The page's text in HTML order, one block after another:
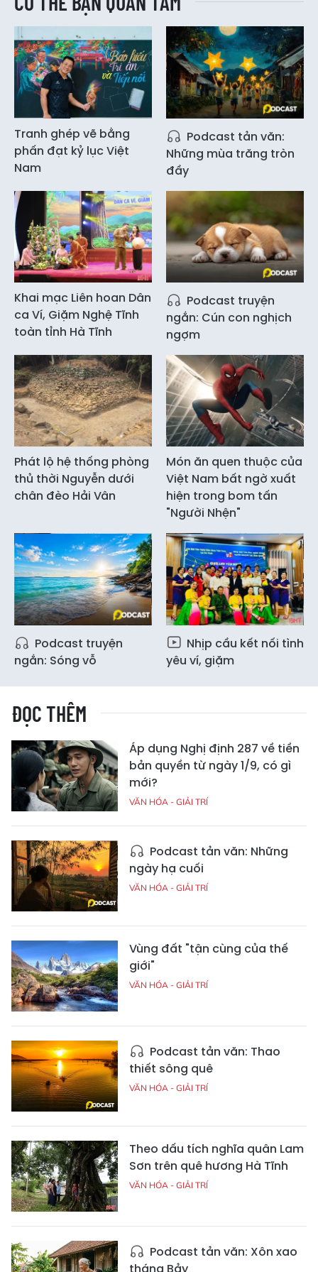
Tranh ghép vẽ bằng
phấn đạt kỷ lục Việt
Nam
Podcast tản văn:
Những mùa trăng tròn
đầy
Khai mạc Liên hoan Dân
ca Ví, Giặm Nghệ Tĩnh
toàn tỉnh Hà Tĩnh
Podcast truyện
ngắn: Cún con nghịch
ngợm
Phát lộ hệ thống phòng
thủ thời Nguyễn dưới
chân đèo Hải Vân
Món ăn quen thuộc của
Việt Nam bất ngờ xuất
hiện trong bom tấn
"Người Nhện"
Podcast truyện
ngắn: Sóng vỗ
Nhịp cầu kết nối tình
yêu ví, giặm
ĐỌC THÊM
Áp dụng Nghị định 287 về tiền
bản quyền từ ngày 1/9, có gì
mới?
VĂN HÓA - GIẢI TRÍ
Podcast tản văn: Những
ngày hạ cuối
VĂN HÓA - GIẢI TRÍ
Vùng đất "tận cùng của thế
giới"
VĂN HÓA - GIẢI TRÍ
Podcast tản văn: Thao
thiết sông quê
VĂN HÓA - GIẢI TRÍ
Theo dấu tích nghĩa quân Lam
Sơn trên quê hương Hà Tĩnh
VĂN HÓA - GIẢI TRÍ
Podcast tản văn: Xôn xao
tháng Bảy